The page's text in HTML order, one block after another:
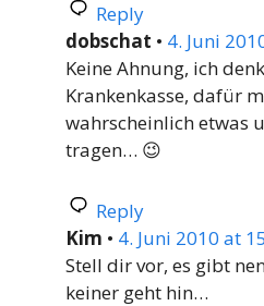
Reply
dobschat • 4. Juni
Keine Ahnung, ich
Krankenkasse, dafür
wahrscheinlich etwas
tragen… 😉
Reply
Kim • 4. Juni 2010 at
Stell dir vor, es gibt
keiner geht hin…